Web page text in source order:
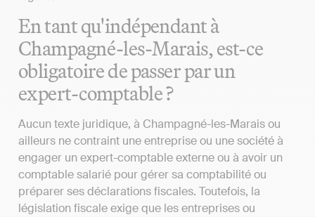
En tant qu'indépendant à
Champagné-les-Marais, est-ce
obligatoire de passer par un
expert-comptable ?
Aucun texte juridique, à Champagné-les-Marais ou
ailleurs ne contraint une entreprise ou une société à
engager un expert-comptable externe ou à avoir un
comptable salarié pour gérer sa comptabilité ou
préparer ses déclarations fiscales. Toutefois, la
législation fiscale exige que les entreprises ou